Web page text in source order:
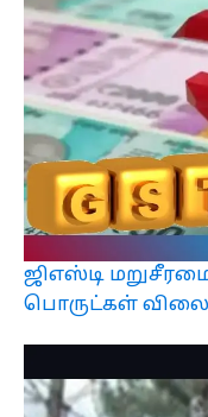
ஜிஎஸ்டி
பொருட்கள் விலை